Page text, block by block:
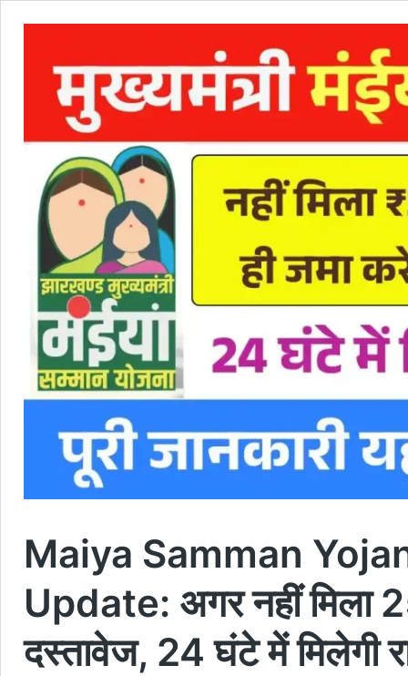
Maiya Samman
Update: अगर नहीं मिला
दस्तावेज, 24 घंटे में मिलेगी